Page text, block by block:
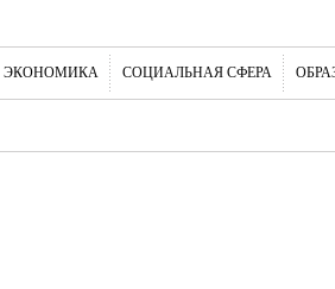
ЭКОНОМИКА СОЦИАЛЬНАЯ СФЕРА